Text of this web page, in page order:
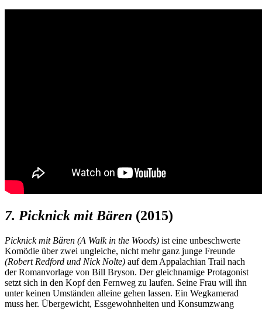
7. Picknick mit Bären (2015)
Picknick mit Bären (A Walk in the Woods) ist eine unbeschwerte
Komödie über zwei ungleiche, nicht mehr ganz junge Freunde
(Robert Redford und Nick Nolte) auf dem Appalachian Trail nach
der Romanvorlage von Bill Bryson. Der gleichnamige Protagonist
setzt sich in den Kopf den Fernweg zu laufen. Seine Frau will ihn
unter keinen Umständen alleine gehen lassen. Ein Wegkamerad
muss her. Übergewicht, Essgewohnheiten und Konsumzwang